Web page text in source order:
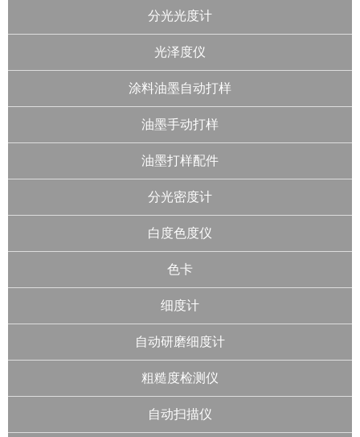
分光光度计
光泽度仪
涂料油墨自动打样
油墨手动打样
油墨打样配件
分光密度计
白度色度仪
色卡
细度计
自动研磨细度计
粗糙度检测仪
自动扫描仪